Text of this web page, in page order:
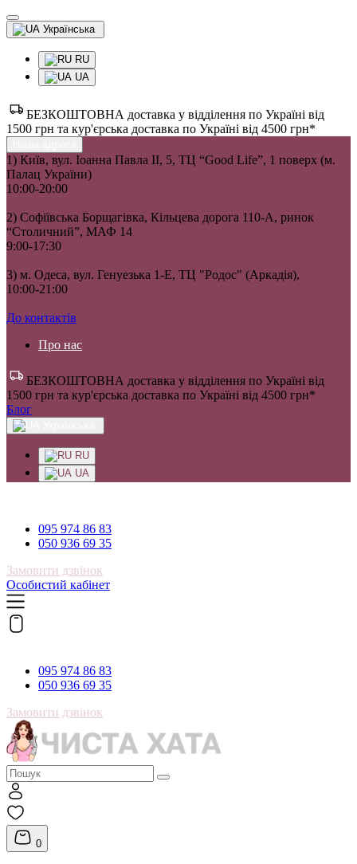
Українська
RU
UA
БЕЗКОШТОВНА доставка у відділення по Україні від
1500 грн та кур'єрська доставка по Україні від 4500 грн*
1) Київ, вул. Іоанна Павла II, 5, ТЦ “Good Life”, 1 поверх (м.
Палац України)
10:00-20:00
2) Софіївська Борщагівка, Кільцева дорога 110-А, ринок
“Столичний”, МАФ 14
9:00-17:30
3) м. Одеса, вул. Генуезька 1-Е, ТЦ "Родос" (Аркадія),
10:00-21:00
До контактів
Про нас
БЕЗКОШТОВНА доставка у відділення по Україні від
1500 грн та кур'єрська доставка по Україні від 4500 грн*
Блог
RU
UA
095 974 86 83
050 936 69 35
Замовити дзвінок
Особистий кабінет
095 974 86 83
050 936 69 35
Замовити дзвінок
0